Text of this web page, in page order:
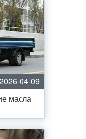
2026-04-09
масла